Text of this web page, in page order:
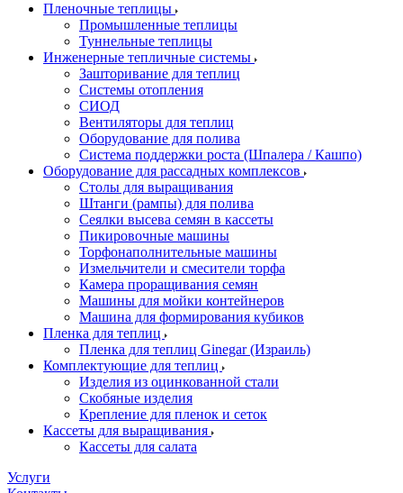
Пленочные теплицы
Промышленные теплицы
Туннельные теплицы
Инженерные тепличные системы
Зашторивание для теплиц
Системы отопления
СИОД
Вентиляторы для теплиц
Оборудование для полива
Система поддержки роста (Шпалера / Кашпо)
Оборудование для рассадных комплексов
Столы для выращивания
Штанги (рампы) для полива
Сеялки высева семян в кассеты
Пикировочные машины
Торфонаполнительные машины
Измельчители и смесители торфа
Камера проращивания семян
Машины для мойки контейнеров
Машина для формирования кубиков
Пленка для теплиц
Пленка для теплиц Ginegar (Израиль)
Комплектующие для теплиц
Изделия из оцинкованной стали
Скобяные изделия
Крепление для пленок и сеток
Кассеты для выращивания
Кассеты для салата
Услуги